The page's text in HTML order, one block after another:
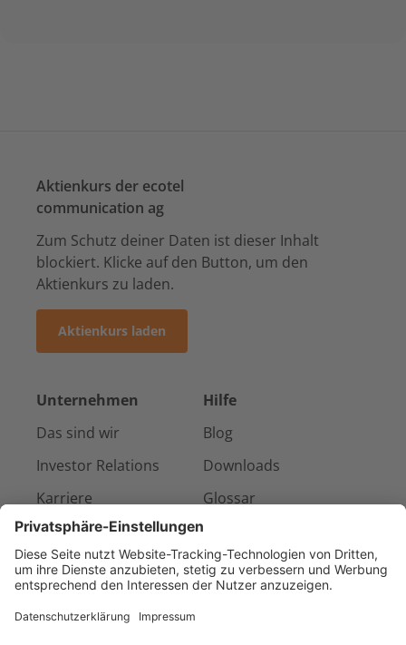
Aktienkurs der ecotel
communication ag
Zum Schutz deiner Daten ist dieser Inhalt
blockiert. Klicke auf den Button, um den
Aktienkurs zu laden.
Aktienkurs laden
Unternehmen
Das sind wir
Investor Relations
Karriere
Presse & Medien
Referenzen
Hilfe
Blog
Downloads
Glossar
Kontakt